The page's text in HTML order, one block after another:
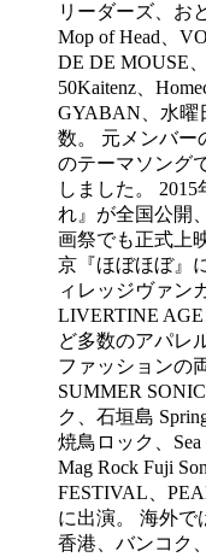
リーダーズ、お
Mop of Head、
DE DE MOUSE
50Kaitenz、
GYABAN、水曜
数。 元メンバー
のテーマソング
しました。
れ』が全国公開
画祭でも正式上
京『ほぼほぼ』
ィレッジヴァン
LIVERTINE AGE
ど多数のアパレ
ファッションの
SUMMER
ク、石垣島
焼鳥ロック、Sea
Mag Rock Fuji
FESTIVAL、
に出演。 海外で
香港、バンコク